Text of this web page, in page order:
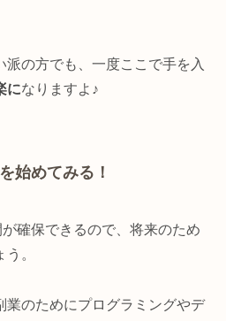
派の方でも、一度ここで手を入
になりますよ♪
始めてみる！
確保できるので、将来のため
。
業のためにプログラミングやデ